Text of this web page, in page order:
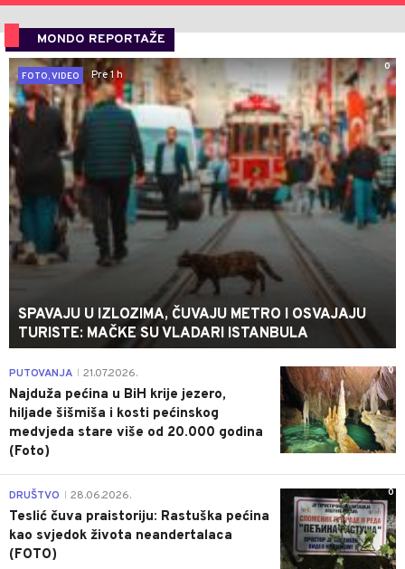
MONDO REPORTAŽE
0
FOTO, VIDEO
Pre 1 h
SPAVAJU U IZLOZIMA, ČUVAJU METRO I OSVAJAJU
TURISTE: MAČKE SU VLADARI ISTANBULA
0
PUTOVANJA 21.07.2026.
Najduža pećina u BiH krije jezero,
hiljade šišmiša i kosti pećinskog
medvjeda stare više od 20.000 godina
(Foto)
0
DRUŠTVO 28.06.2026.
Teslić čuva praistoriju: Rastuška pećina
kao svjedok života neandertalaca
(FOTO)